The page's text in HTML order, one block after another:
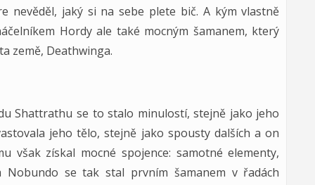
nevěděl, jaký si na sebe plete bič. A kým vlastně
Hordy ale také mocným šamanem, který
země, Deathwinga.
Shattrathu se to stalo minulostí, stejně jako jeho
jeho tělo, stejně jako spousty dalších a on
však získal mocné spojence: samotné elementy,
se tak stal prvním šamanem v řadách